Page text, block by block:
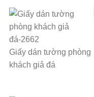
Giấy dán tường phòng
khách giả đá